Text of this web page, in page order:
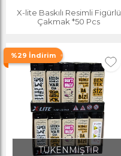
X-lite Baskılı Resimli Figürlü
Çakmak *50 Pcs
%29 İndirim
TÜKENMİŞTİR